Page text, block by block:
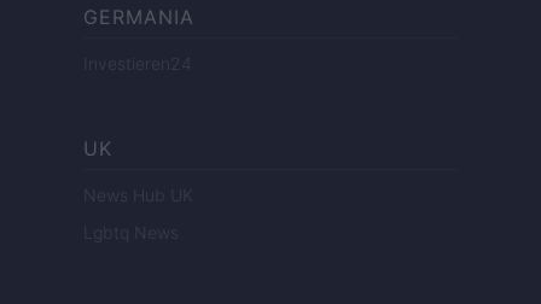
GERMANIA
Investieren24
UK
News Hub UK
Lgbtq News